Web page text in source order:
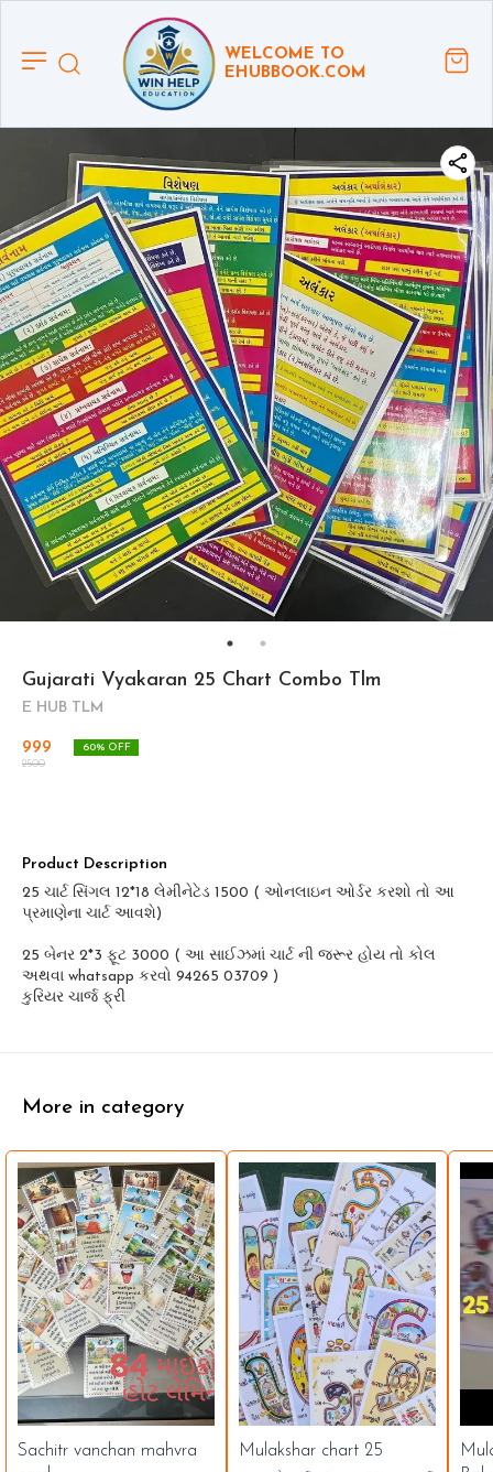
WELCOME TO
EHUBBOOK.COM
Gujarati Vyakaran 25 Chart Combo Tlm
E HUB TLM
999
2500
60% OFF
Product Description
25 ચાર્ટ સિંગલ 12*18 લેમીનેટેડ 1500 ( ઓનલાઇન ઓર્ડર કરશો તો આ
પ્રમાણેના ચાર્ટ આવશે)
25 બેનર 2*3 ફૂટ 3000 ( આ સાઈઝમાં ચાર્ટ ની જરૂર હોય તો કોલ
અથવા whatsapp કરવો 94265 03709 )
કુરિયર ચાર્જ ફ્રી
More in category
Sachitr vanchan mahvra
Mulakshar chart 25